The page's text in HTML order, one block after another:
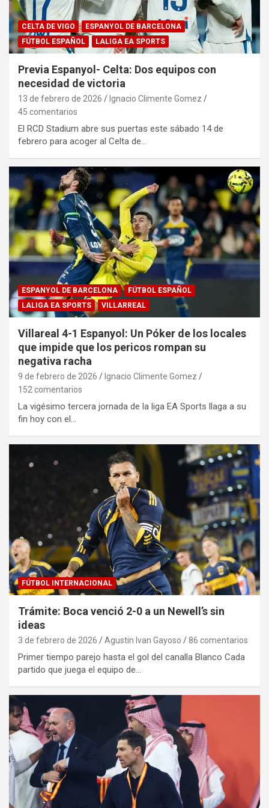
CELTA DE VIGO
ESPANYOL DE BARCELONA
FÚTBOL ESPAÑOL
LALIGA EA SPORTS
Previa Espanyol- Celta: Dos equipos con
necesidad de victoria
13 de febrero de 2026
Ignacio Climente Gomez
45 comentarios
El RCD Stadium abre sus puertas este sábado 14 de
febrero para acoger al Celta de…
ESPANYOL DE BARCELONA
FÚTBOL ESPAÑOL
LALIGA EA SPORTS
VILLARREAL
Villareal 4-1 Espanyol: Un Póker de los locales
que impide que los pericos rompan su
negativa racha
9 de febrero de 2026
Ignacio Climente Gomez
152 comentarios
La vigésimo tercera jornada de la liga EA Sports llaga a su
fin hoy con el…
FÚTBOL INTERNACIONAL
Trámite: Boca venció 2-0 a un Newell’s sin
ideas
3 de febrero de 2026 Agustin Ivan Gayoso 86 comentarios
Primer tiempo parejo hasta el gol del canalla Blanco Cada
partido que juega el equipo de…